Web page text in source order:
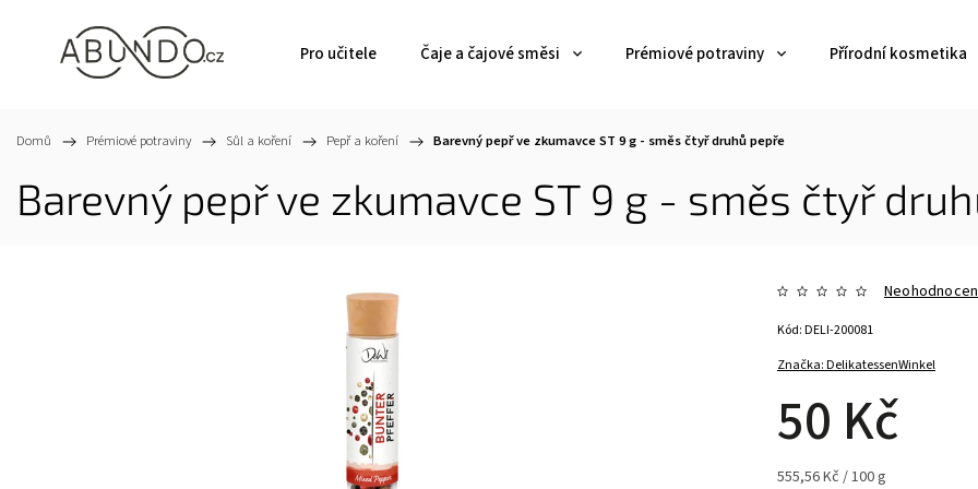
Pro učitele Čaje a čajové směsi Prémiové potraviny Přírodní kosmetika
Domů / Prémiové potraviny / Sůl a koření / Pepř a koření / Barevný pepř ve zkumavce ST 9 g - směs čtyř druhů pepře
Barevný pepř ve zkumavce ST 9 g - směs čtyř
Značka:DelikatessenWinkel
50 Kč
555,56 Kč / 100 g
Kód:DELI-200081